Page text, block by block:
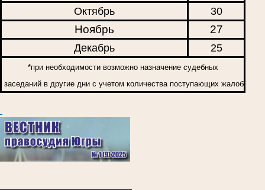
Октябрь
30
Ноябрь 27
Декабрь 25
*при необходимости возможно назначение судебных
заседаний в другие дни с учетом количества поступающих жалоб